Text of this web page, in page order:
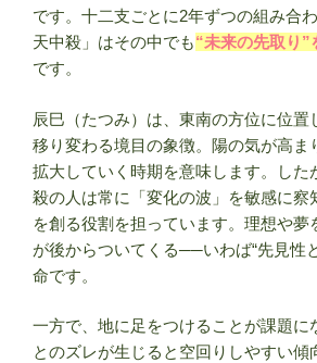
命
学”
の
です。十二支ごとに2年ずつの組み合
天中殺」はその中でも“未来の先取り”
です。
辰巳（たつみ）は、東南の方位に位置
移り変わる境目の象徴。陽の気が高ま
拡大していく時期を意味します。した
殺の人は常に「変化の波」を敏感に察
を創る役割を担っています。理想や夢
が後からついてくる──いわば“先見性
命です。
一方で、地に足をつけることが課題に
とのズレが生じると空回りしやすい傾